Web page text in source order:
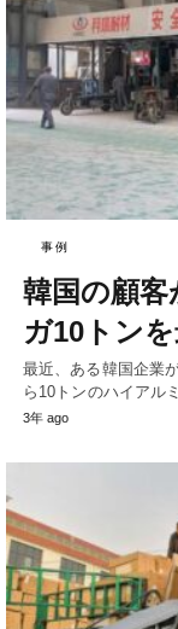
事例
韓国の顧
ガ10トン
最近、ある韓国企業
ら10トンのハイアル
3年 ago